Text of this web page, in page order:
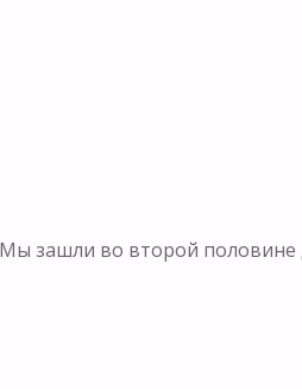
зашли во второй